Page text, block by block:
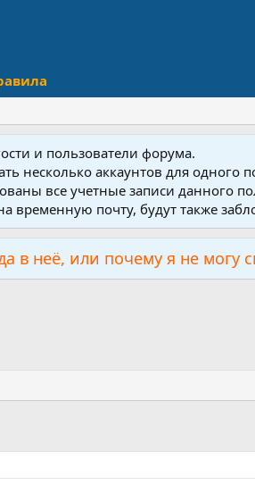
и пользователи форума.
несколько аккаунтов для
все учетные записи данного
временную почту, будут также
в неё, или почему я не могу